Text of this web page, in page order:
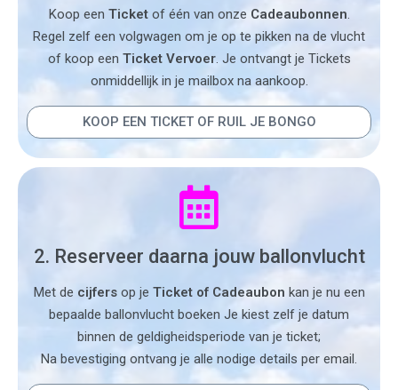
Koop een Ticketof één van onze Cadeaubonnen
Regel zelf een volgwagen om je op te pikken na de vlucht
of koop een Ticket Vervoer. Je ontvangt je Tickets
onmiddellijk in je mailbox na aankoop.
KOOP EEN TICKET OF RUIL JE BONGO
2. Reserveer daarna jouw ballonvlucht
Met de cijfersop je Ticket of Cadeaubon kan je nu een
bepaalde ballonvlucht boeken Je kiest zelf je datum
binnen de geldigheidsperiode van je ticket;
Na bevestiging ontvang je alle nodige details per email.